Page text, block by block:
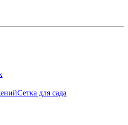
Сетка для сада